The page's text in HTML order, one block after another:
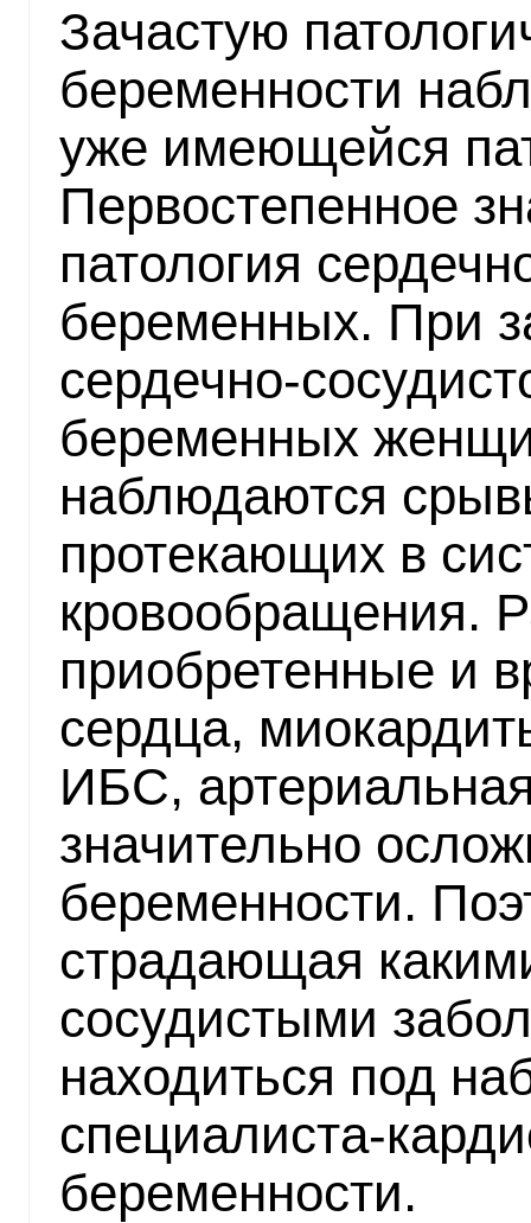
Зачастую
беременности
уже имеющейся
Первостепенное
патология
беременных. При
сердечно-
беременных
наблюдаются
протекающих в
кровообращения.
приобретенные и
сердца,
ИБС,
значительно
беременности.
страдающая
сосудистыми
находиться под
специалиста-
беременности.